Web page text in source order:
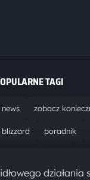
TAGI
news zobacz
blizzard poradnik
aktualizacja pc